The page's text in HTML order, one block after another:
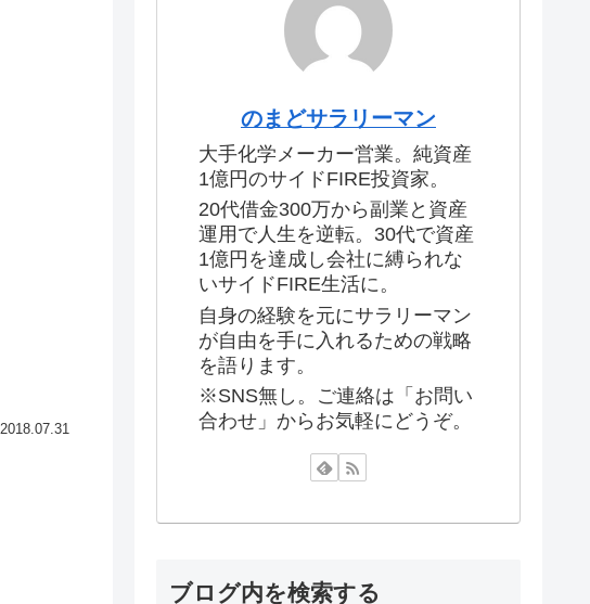
2018.07.31
のまどサラリーマン
大手化学メーカー営業。純資産
1億円のサイドFIRE投資家。
20代借金300万から副業と資産
運用で人生を逆転。30代で資産
1億円を達成し会社に縛られな
いサイドFIRE生活に。
自身の経験を元にサラリーマン
が自由を手に入れるための戦略
を語ります。
※SNS無し。ご連絡は「お問い
合わせ」からお気軽にどうぞ。
ブログ内を検索する